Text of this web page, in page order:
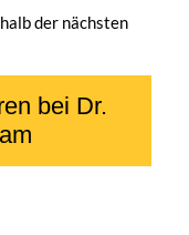
der nächsten